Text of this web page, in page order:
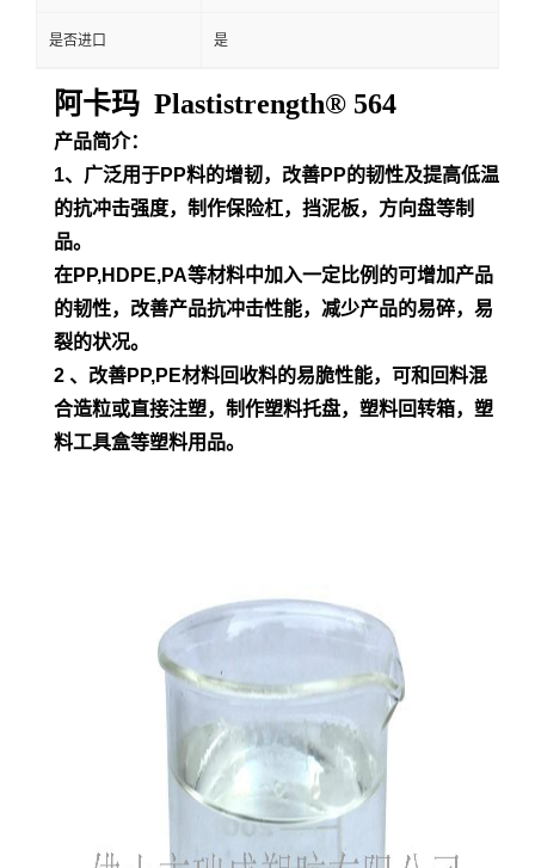
是否进口 是
阿卡玛 Plastistrength® 564
产品简介：
1、广泛用于PP料的增韧，改善PP的韧性及提高低温
的抗冲击强度，制作保险杠，挡泥板，方向盘等制
品。
在PP,HDPE,PA等材料中加入一定比例的可增加产品
的韧性，改善产品抗冲击性能，减少产品的易碎，易
裂的状况。
2 、改善PP,PE材料回收料的易脆性能，可和回料混
合造粒或直接注塑，制作塑料托盘，塑料回转箱，塑
料工具盒等塑料用品。